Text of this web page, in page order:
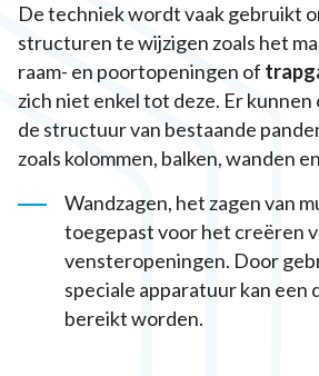
De techniek wordt vaak gebruikt
structuren te wijzigen zoals het
raam- en poortopeningen of
zich niet enkel tot deze. Er
de structuur van bestaande
zoals kolommen, balken, wanden
Wandzagen, het zagen van
toegepast voor het creëren
vensteropeningen. Door
speciale apparatuur kan een
bereikt worden.